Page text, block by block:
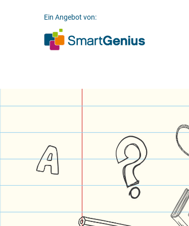
Ein Angebot von: